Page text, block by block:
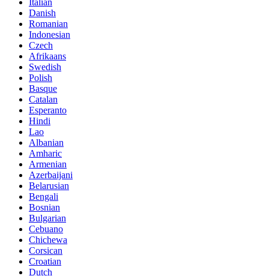
Italian
Danish
Romanian
Indonesian
Czech
Afrikaans
Swedish
Polish
Basque
Catalan
Esperanto
Hindi
Lao
Albanian
Amharic
Armenian
Azerbaijani
Belarusian
Bengali
Bosnian
Bulgarian
Cebuano
Chichewa
Corsican
Croatian
Dutch